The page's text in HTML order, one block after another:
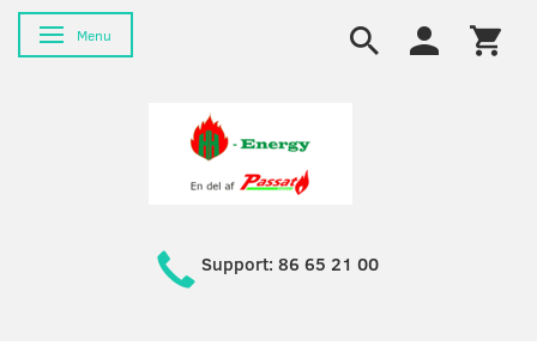
Skifte navigation
Menu
Support: 86 65 21 00